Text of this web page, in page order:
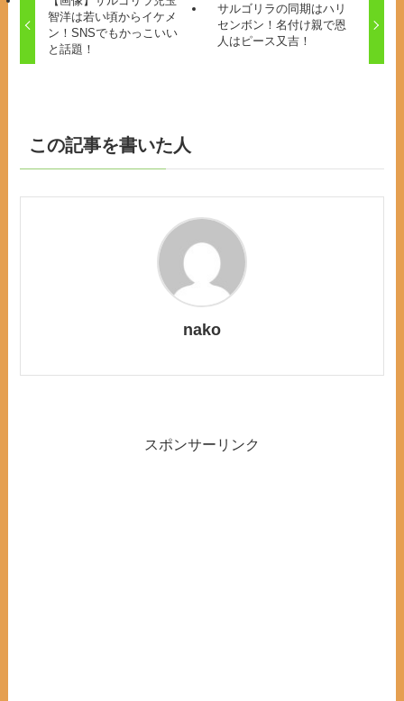
智洋は若い頃からイケメ
ン！SNSでもかっこいい
と話題！
サルゴリラの同期はハリ
センボン！名付け親で恩
人はピース又吉！
この記事を書いた人
nako
スポンサーリンク